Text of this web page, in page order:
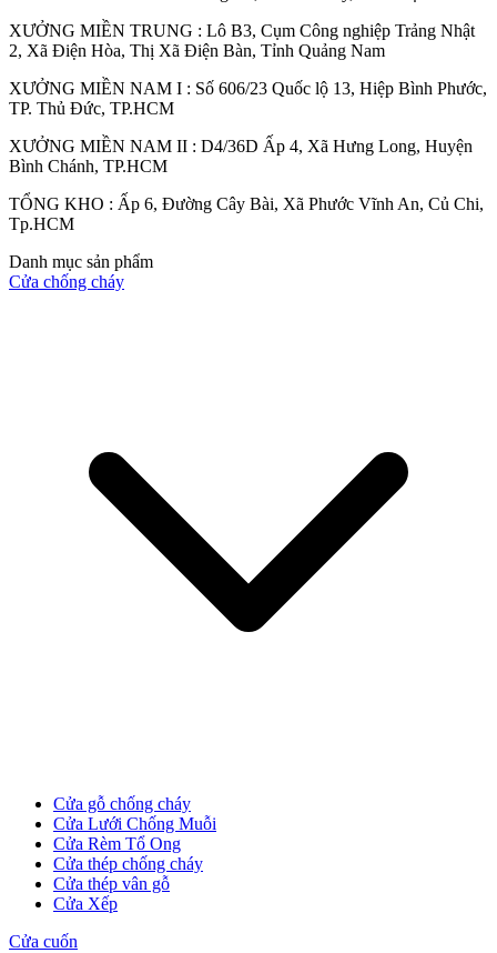
XƯỞNG MIỀN TRUNG : Lô B3, Cụm Công nghiệp Trảng Nhật
2, Xã Điện Hòa, Thị Xã Điện Bàn, Tỉnh Quảng Nam
XƯỞNG MIỀN NAM I : Số 606/23 Quốc lộ 13, Hiệp Bình Phước,
TP. Thủ Đức, TP.HCM
XƯỞNG MIỀN NAM II : D4/36D Ấp 4, Xã Hưng Long, Huyện
Bình Chánh, TP.HCM
TỔNG KHO : Ấp 6, Đường Cây Bài, Xã Phước Vĩnh An, Củ Chi,
Tp.HCM
Danh mục sản phẩm
Cửa chống cháy
Cửa gỗ chống cháy
Cửa Lưới Chống Muỗi
Cửa Rèm Tổ Ong
Cửa thép chống cháy
Cửa thép vân gỗ
Cửa Xếp
Cửa cuốn